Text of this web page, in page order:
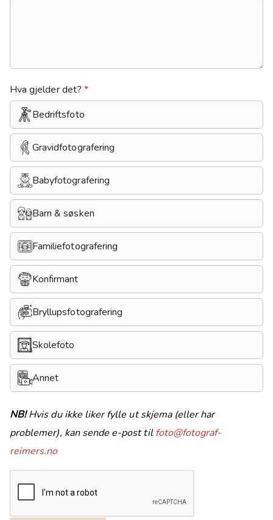
Hva gjelder det? *
Bedriftsfoto
Gravidfotografering
Babyfotografering
Barn & søsken
Familiefotografering
Konfirmant
Bryllupsfotografering
Skolefoto
Annet
NB!Hvis du ikke liker fylle ut skjema (eller har
problemer), kan sende e-post tilfoto@fotograf-
reimers.no